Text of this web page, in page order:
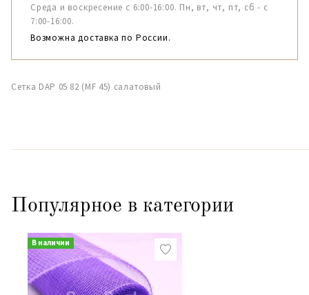
Среда и воскресение с 6:00-16:00. Пн, вт, чт, пт, сб - с
7:00-16:00.
Возможна доставка по России.
Сетка DAP 05 82 (MF 45) салатовый
Популярное в категории
В наличии